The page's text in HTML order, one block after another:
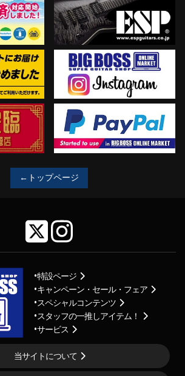
←トップページ
特設ページ
キャンペーン・セール・フェア
スペシャルコンテンツ
スタッフの一推しアイテム！
サービス
当サイトについて